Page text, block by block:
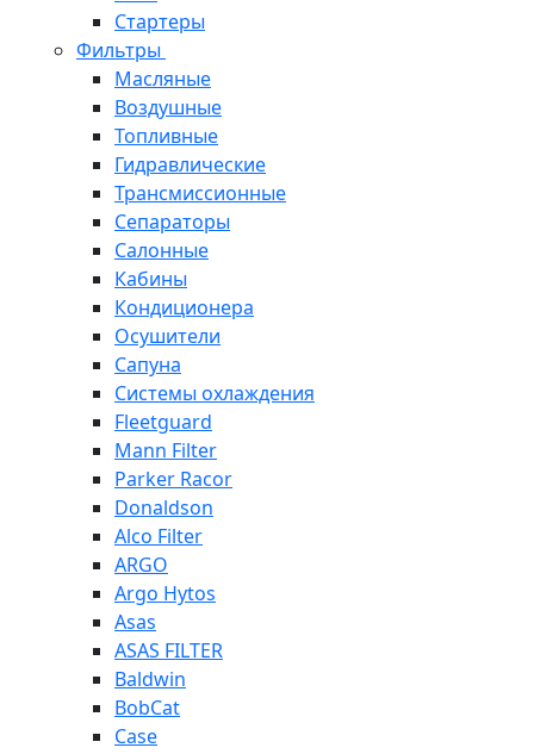
Стартеры
Фильтры
Масляные
Воздушные
Топливные
Гидравлические
Трансмиссионные
Сепараторы
Салонные
Кабины
Кондиционера
Осушители
Сапуна
Системы охлаждения
Fleetguard
Mann Filter
Parker Racor
Donaldson
Alco Filter
ARGO
Argo Hytos
Asas
ASAS FILTER
Baldwin
BobCat
Case